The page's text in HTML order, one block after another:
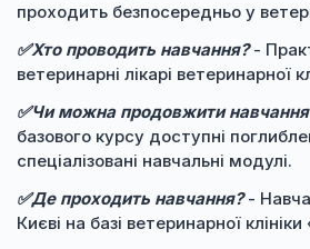
проходить безпосередньо у
✅Хто проводить навчання?-
ветеринарні лікарі ветеринарної
✅Чи можна продовжити
базового курсу доступні
спеціалізовані навчальні модулі.
✅Де проходить навчання?-
Києві на базі ветеринарної